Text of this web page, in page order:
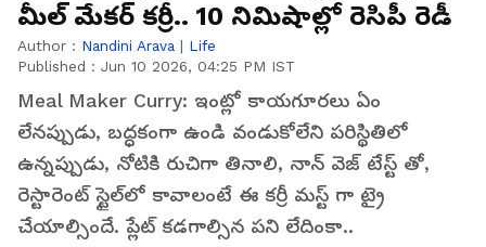
మీల్ మేకర్ కర్రీ.. 10 నిమిషాల్లో రెసిపీ రెడీ
Author : Nandini Arava | Life
Published : Jun 10 2026, 04:25 PM IST
Meal Maker Curry: ఇంట్లో కాయగూరలు ఏం
లేనప్పుడు, బద్ధకంగా ఉండి వండుకోలేని పరిస్థితిలో
ఉన్నప్పుడు, నోటికి రుచిగా తినాలి, నాన్ వెజ్ టేస్ట్ తో,
రెస్టారెంట్ స్టైల్‍లో కావాలంటే ఈ కర్రీ మస్ట్ గా ట్రై
చేయాల్సిందే. ప్లేట్ కడగాల్సిన పని లేదింకా..